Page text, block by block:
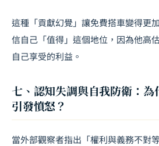
這種「貢獻幻覺」讓免費搭車變得更
信自己「值得」這個地位，因為他高
自己享受的利益。
七、認知失調與自我防衛：為
引發憤怒？
當外部觀察者指出「權利與義務不對